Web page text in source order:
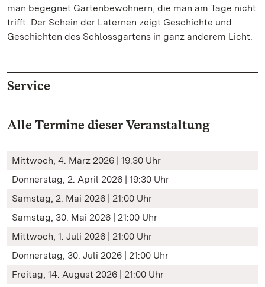
man begegnet Gartenbewohnern, die man am Tage nicht
trifft. Der Schein der Laternen zeigt Geschichte und
Geschichten des Schlossgartens in ganz anderem Licht.
Service
Alle Termine dieser Veranstaltung
Mittwoch, 4. März 2026 | 19:30 Uhr
Donnerstag, 2. April 2026 | 19:30 Uhr
Samstag, 2. Mai 2026 | 21:00 Uhr
Samstag, 30. Mai 2026 | 21:00 Uhr
Mittwoch, 1. Juli 2026 | 21:00 Uhr
Donnerstag, 30. Juli 2026 | 21:00 Uhr
Freitag, 14. August 2026 | 21:00 Uhr